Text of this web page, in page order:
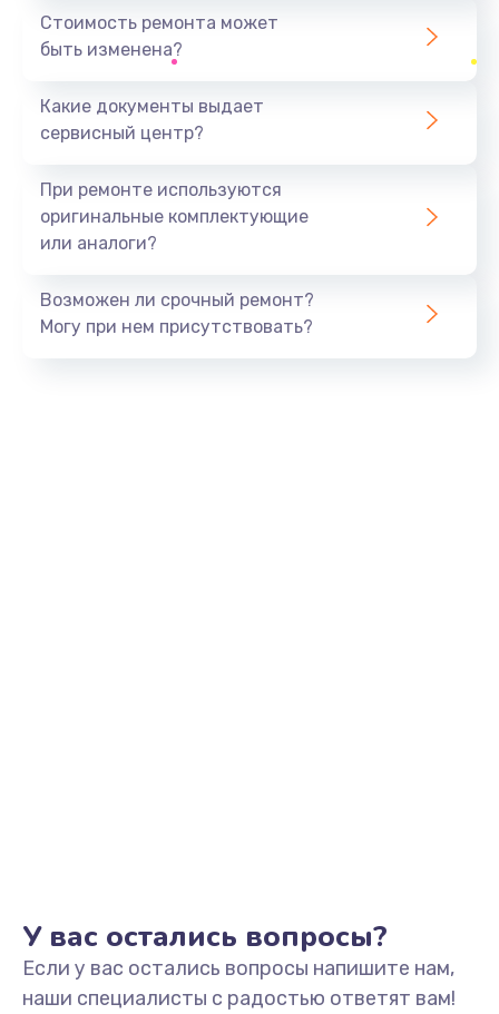
1440 руб.
Ремонт южного моста
Замена батарейки BIOS
Заказать
Замена/Pемонт карбюратора
1300 руб.
Стоимость ремонта может
быть изменена?
Какие документы выдает
сервисный центр?
При ремонте используются
оригинальные комплектующие
или аналоги?
Возможен ли срочный ремонт?
Могу при нем присутствовать?
У вас остались вопросы?
Если у вас остались вопросы напишите нам,
наши специалисты с радостью ответят вам!